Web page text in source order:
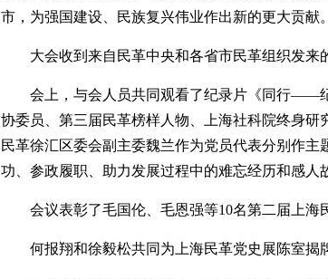
市，为强国建设、民族复兴伟业作出新的更大贡献。
大会收到来自民革中央和各省市民革组织发来
会上，与会人员共同观看了纪录片《同行——
协委员、第三届民革榜样人物、上海社科院终身研
民革徐汇区委会副主委魏兰作为党员代表分别作
功、参政履职、助力发展过程中的难忘经历和感人
会议表彰了毛国伦、毛恩强等10名第二届上海
何报翔和徐毅松共同为上海民革党史展陈室揭